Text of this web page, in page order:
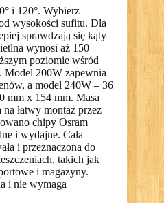
i 120°. Wybierz
wysokości sufitu. Dla
sprawdzają się kąty
wynosi aż 150
poziomie wśród
Model 200W zapewnia
a model 240W – 36
mm x 154 mm. Masa
łatwy montaż przez
chipy Osram
i wydajne. Cała
i przeznaczona do
takich jak
i magazyny.
i nie wymaga